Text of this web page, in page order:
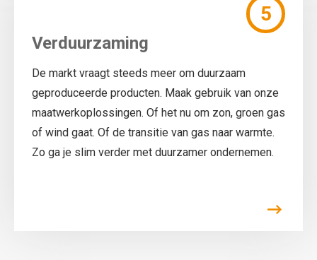
5
Verduurzaming
De markt vraagt steeds meer om duurzaam
geproduceerde producten. Maak gebruik van onze
maatwerkoplossingen. Of het nu om zon, groen gas
of wind gaat. Of de transitie van gas naar warmte.
Zo ga je slim verder met duurzamer ondernemen.